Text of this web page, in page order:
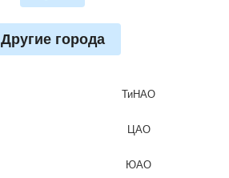
Другие города
ТиНАО
ЦАО
ЮАО